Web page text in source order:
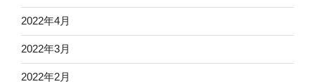
2022年4月
2022年3月
2022年2月